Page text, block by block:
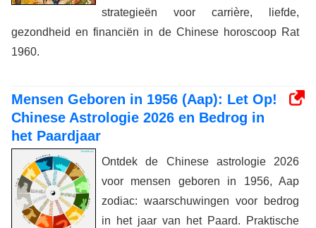
strategieën voor carrière, liefde,
gezondheid en financiën in de Chinese horoscoop Rat
1960.
Mensen Geboren in 1956 (Aap): Let Op!
Chinese Astrologie 2026 en Bedrog in
het Paardjaar
Ontdek de Chinese astrologie 2026
voor mensen geboren in 1956, Aap
zodiac: waarschuwingen voor bedrog
in het jaar van het Paard. Praktische